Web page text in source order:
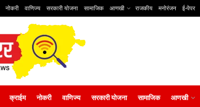
नोकरी वाणिज्य सरकारी योजना सामाजिक आणखी राजकीय मनोरंजन ई-पेपर
क्राईम नोकरी वाणिज्य सरकारी योजना सामाजिक आणखी